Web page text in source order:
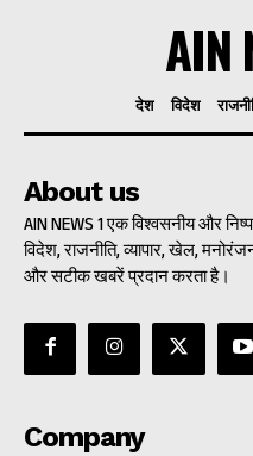
AIN
देश विदेश
About us
AIN NEWS 1 एक विश्वसनीय और
विदेश, राजनीति, व्यापार, खेल,
और सटीक खबरें प्रदान करता है।
Company